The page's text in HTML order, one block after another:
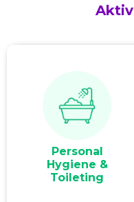
Personal
Hygiene &
Toileting
dan kesehatan seseorang
meliputi kebersihan
kulit, kuku, rambut,
mulut dan gigi, hingga
berkemih dan defekasi.